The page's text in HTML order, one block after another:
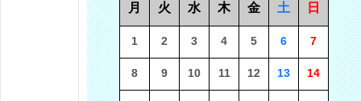
月 火 水 木 金 土 日
1 2 3 4 5 6 7
8 9 10 11 12 13 14